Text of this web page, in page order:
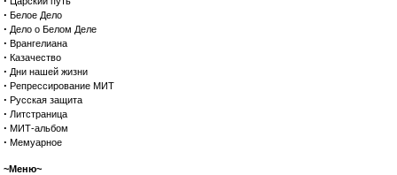
· Белое Дело
· Дело о Белом Деле
· Врангелиана
· Казачество
· Дни нашей жизни
· Репрессирование МИТ
· Русская защита
· Литстраница
· МИТ-альбом
· Мемуарное
~Меню~